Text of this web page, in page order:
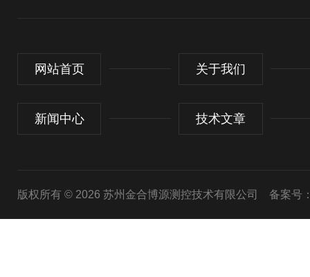
网站首页 关于我们
新闻中心 技术文章
版权所有 © 2026 苏州金合博源测控技术有限公司 备案号